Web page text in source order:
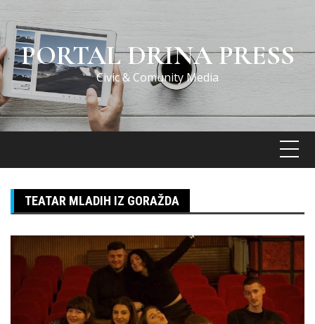
Skip
to
contentPORTAL DRINA PRESS
Civic & Comunity Media
TEATAR MLADIH IZ GORAŽDA